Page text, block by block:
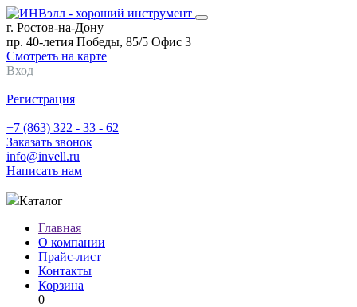
г. Ростов-на-Дону
пр. 40-летия Победы, 85/5 Офис 3
Смотреть на карте
Вход
Регистрация
+7 (863) 322 - 33 - 62
Заказать звонок
info@invell.ru
Написать нам
Каталог
Главная
О компании
Прайс-лист
Контакты
Корзина
0